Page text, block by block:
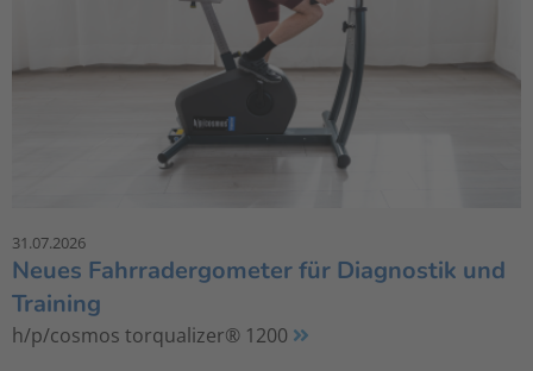
31.07.2026
Neues Fahrradergometer für Diagnostik und
Training
h/p/cosmos torqualizer® 1200